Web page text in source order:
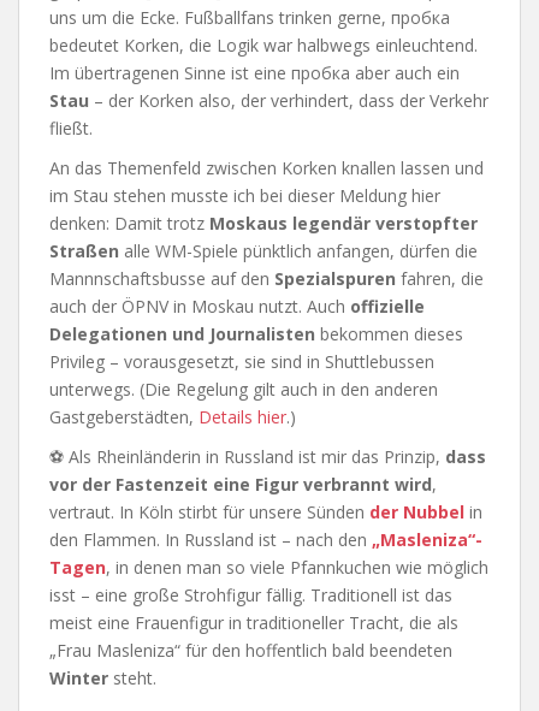
uns um die Ecke. Fußballfans trinken gerne, пробка
bedeutet Korken, die Logik war halbwegs einleuchtend.
Im übertragenen Sinne ist eine пробка aber auch ein
Stau – der Korken also, der verhindert, dass der Verkehr
fließt.
An das Themenfeld zwischen Korken knallen lassen und
im Stau stehen musste ich bei dieser Meldung hier
denken: Damit trotz Moskaus legendär verstopfter
Straßen alle WM-Spiele pünktlich anfangen, dürfen die
Mannnschaftsbusse auf den Spezialspuren fahren, die
auch der ÖPNV in Moskau nutzt. Auch offizielle
Delegationen und Journalisten bekommen dieses
Privileg – vorausgesetzt, sie sind in Shuttlebussen
unterwegs. (Die Regelung gilt auch in den anderen
Gastgeberstädten, Details hier.)
⚽ Als Rheinländerin in Russland ist mir das Prinzip, dass
vor der Fastenzeit eine Figur verbrannt wird,
vertraut. In Köln stirbt für unsere Sünden der Nubbel in
den Flammen. In Russland ist – nach den „Masleniza“-
Tagen, in denen man so viele Pfannkuchen wie möglich
isst – eine große Strohfigur fällig. Traditionell ist das
meist eine Frauenfigur in traditioneller Tracht, die als
„Frau Masleniza“ für den hoffentlich bald beendeten
Winter steht.